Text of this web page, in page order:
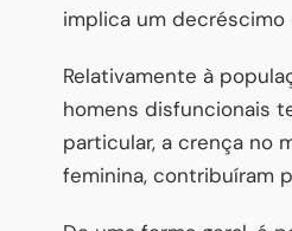
implica um decréscimo
Relativamente à
homens disfuncionais
particular, a crença no
feminina, contribuíram